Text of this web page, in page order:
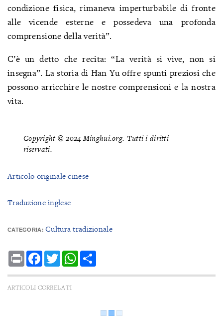
condizione fisica, rimaneva imperturbabile di fronte
alle vicende esterne e possedeva una profonda
comprensione della verità”.
C’è un detto che recita: “La verità si vive, non si
insegna”. La storia di Han Yu offre spunti preziosi che
possono arricchire le nostre comprensioni e la nostra
vita.
Copyright © 2024 Minghui.org. Tutti i diritti
riservati.
Articolo originale cinese
Traduzione inglese
CATEGORIA:Cultura tradizionale
Print Facebook
TwitterWhatsApp
ARTICOLI CORRELATI